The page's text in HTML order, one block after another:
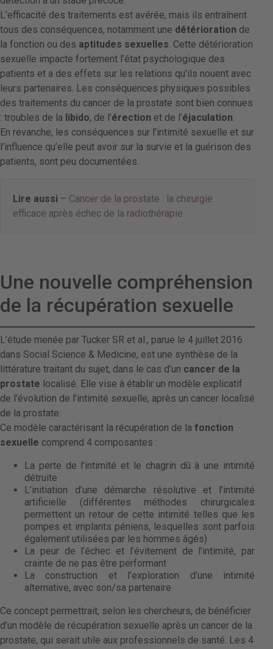
L’efficacité des traitements est avérée, mais ils entraînent
tous des conséquences, notamment une détérioration de
la fonction ou des aptitudes sexuelles. Cette détérioration
sexuelle impacte fortement l’état psychologique des
patients et a des effets sur les relations qu’ils nouent avec
leurs partenaires. Les conséquences physiques possibles
des traitements du cancer de la prostate sont bien connues
: troubles de la libido, de l’érection et de l’éjaculation.
En revanche, les conséquences sur l’intimité sexuelle et sur
l’influence qu’elle peut avoir sur la survie et la guérison des
patients, sont peu documentées.
Lire aussi – Cancer de la prostate : la chirurgie
efficace après échec de la radiothérapie
Une nouvelle compréhension
de la récupération sexuelle
L’étude menée par Tucker SR et al., parue le 4 juillet 2016
dans Social Science & Medicine, est une synthèse de la
littérature traitant du sujet, dans le cas d’un cancer de la
prostate localisé. Elle vise à établir un modèle explicatif
de l’évolution de l’intimité sexuelle, après un cancer localisé
de la prostate.
Ce modèle caractérisant la récupération de la fonction
sexuelle comprend 4 composantes :
La perte de l’intimité et le chagrin dû à une intimité
détruite
L’initiation d’une démarche résolutive et l’intimité
artificielle (différentes méthodes chirurgicales
permettent un retour de cette intimité telles que les
pompes et implants péniens, lesquelles sont parfois
également utilisées par les hommes âgés)
La peur de l’échec et l’évitement de l’intimité, par
crainte de ne pas être performant
La construction et l’exploration d’une intimité
alternative, avec son/sa partenaire
Ce concept permettrait, selon les chercheurs, de bénéficier
d’un modèle de récupération sexuelle après un cancer de la
prostate, qui serait utile aux professionnels de santé. Les 4